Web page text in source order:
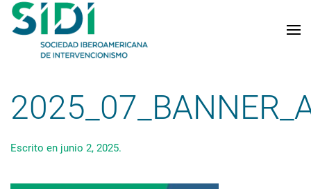
Skip to main content
Escrito en junio 2, 2025.